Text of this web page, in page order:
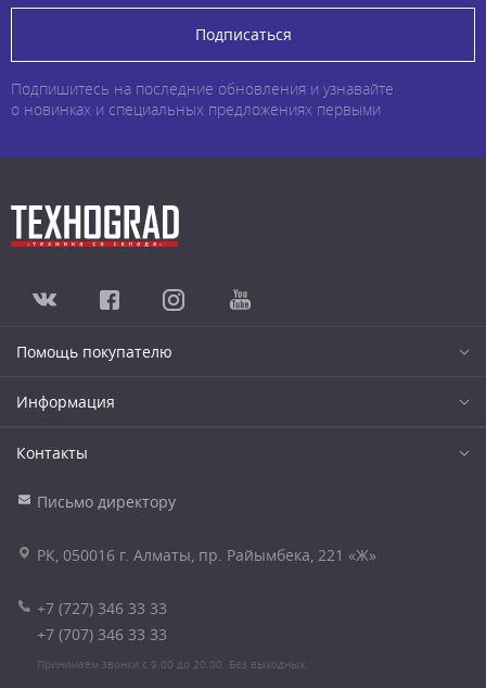
Подписаться
Подпишитесь на последние обновления и узнавайте
о новинках и специальных предложениях первыми
Помощь покупателю
Информация
Контакты
Письмо директору
РК, 050016 г. Алматы, пр. Райымбека, 221 «Ж»
+7 (727) 346 33 33
+7 (707) 346 33 33
Принимаем звонки с 9.00 до 20.00. Без выходных.